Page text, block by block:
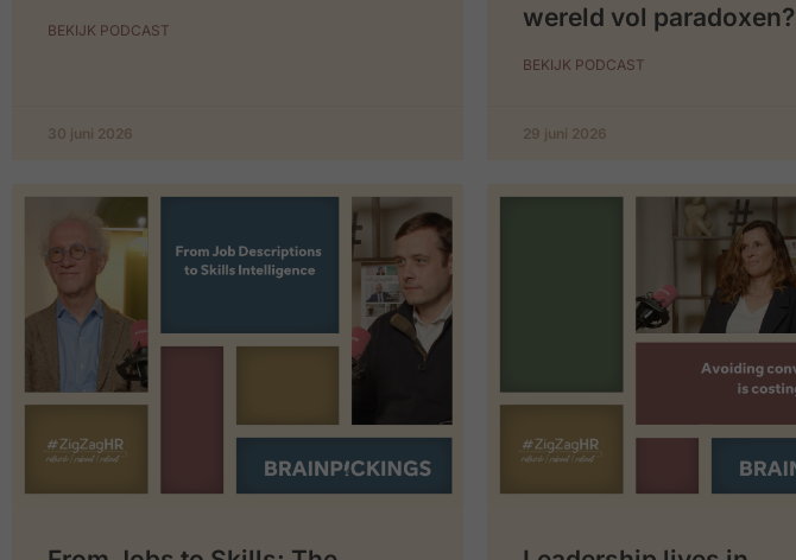
BEKIJK PODCAST
30 juni 2026
wereld vol paradoxen?
BEKIJK PODCAST
29 juni 2026